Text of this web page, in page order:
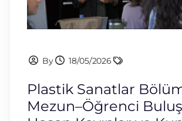
By 18/05/2026
Plastik Sanatlar
Mezun–Öğrenci